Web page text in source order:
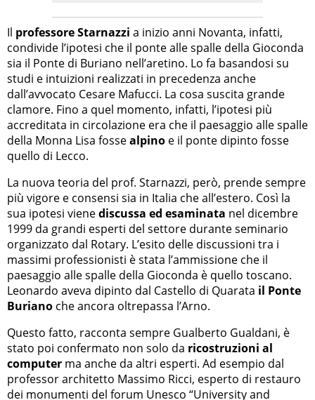
Il professore Starnazzi a inizio anni Novanta, infatti,
condivide l’ipotesi che il ponte alle spalle della Gioconda
sia il Ponte di Buriano nell’aretino. Lo fa basandosi su
studi e intuizioni realizzati in precedenza anche
dall’avvocato Cesare Mafucci. La cosa suscita grande
clamore. Fino a quel momento, infatti, l’ipotesi più
accreditata in circolazione era che il paesaggio alle spalle
della Monna Lisa fossealpino e il ponte dipinto fosse
quello di Lecco.
La nuova teoria del prof. Starnazzi, però, prende sempre
più vigore e consensi sia in Italia che all’estero. Così la
sua ipotesi vienediscussa ed esaminata nel dicembre
1999 da grandi esperti del settore durante seminario
organizzato dal Rotary. L’esito delle discussioni tra i
massimi professionisti è stata l’ammissione che il
paesaggio alle spalle della Gioconda è quello toscano.
Leonardo aveva dipinto dal Castello di Quarata il Ponte
Buriano che ancora oltrepassa l’Arno.
Questo fatto, racconta sempre Gualberto Gualdani, è
stato poi confermato non solo da ricostruzioni al
computer ma anche da altri esperti. Ad esempio dal
professor architetto Massimo Ricci, esperto di restauro
dei monumenti del forum Unesco “University and